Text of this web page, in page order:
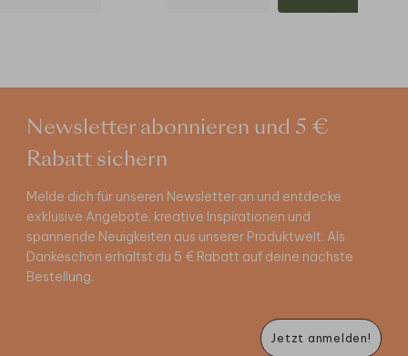
Newsletter abonnieren und 5 €
Rabatt sichern
Melde dich für unseren Newsletter an und entdecke
exklusive Angebote, kreative Inspirationen und
spannende Neuigkeiten aus unserer Produktwelt. Als
Dankeschön erhältst du 5 € Rabatt auf deine nächste
Bestellung.
Jetzt anmelden!